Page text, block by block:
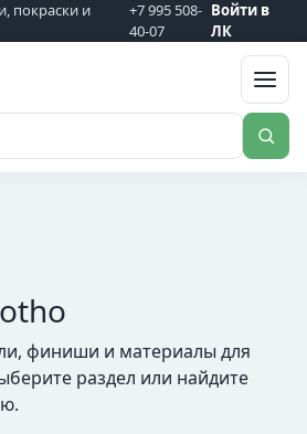
покраски и
+7 995 508-
40-07
Войти в
ЛК
финиши и материалы для
раздел или найдите